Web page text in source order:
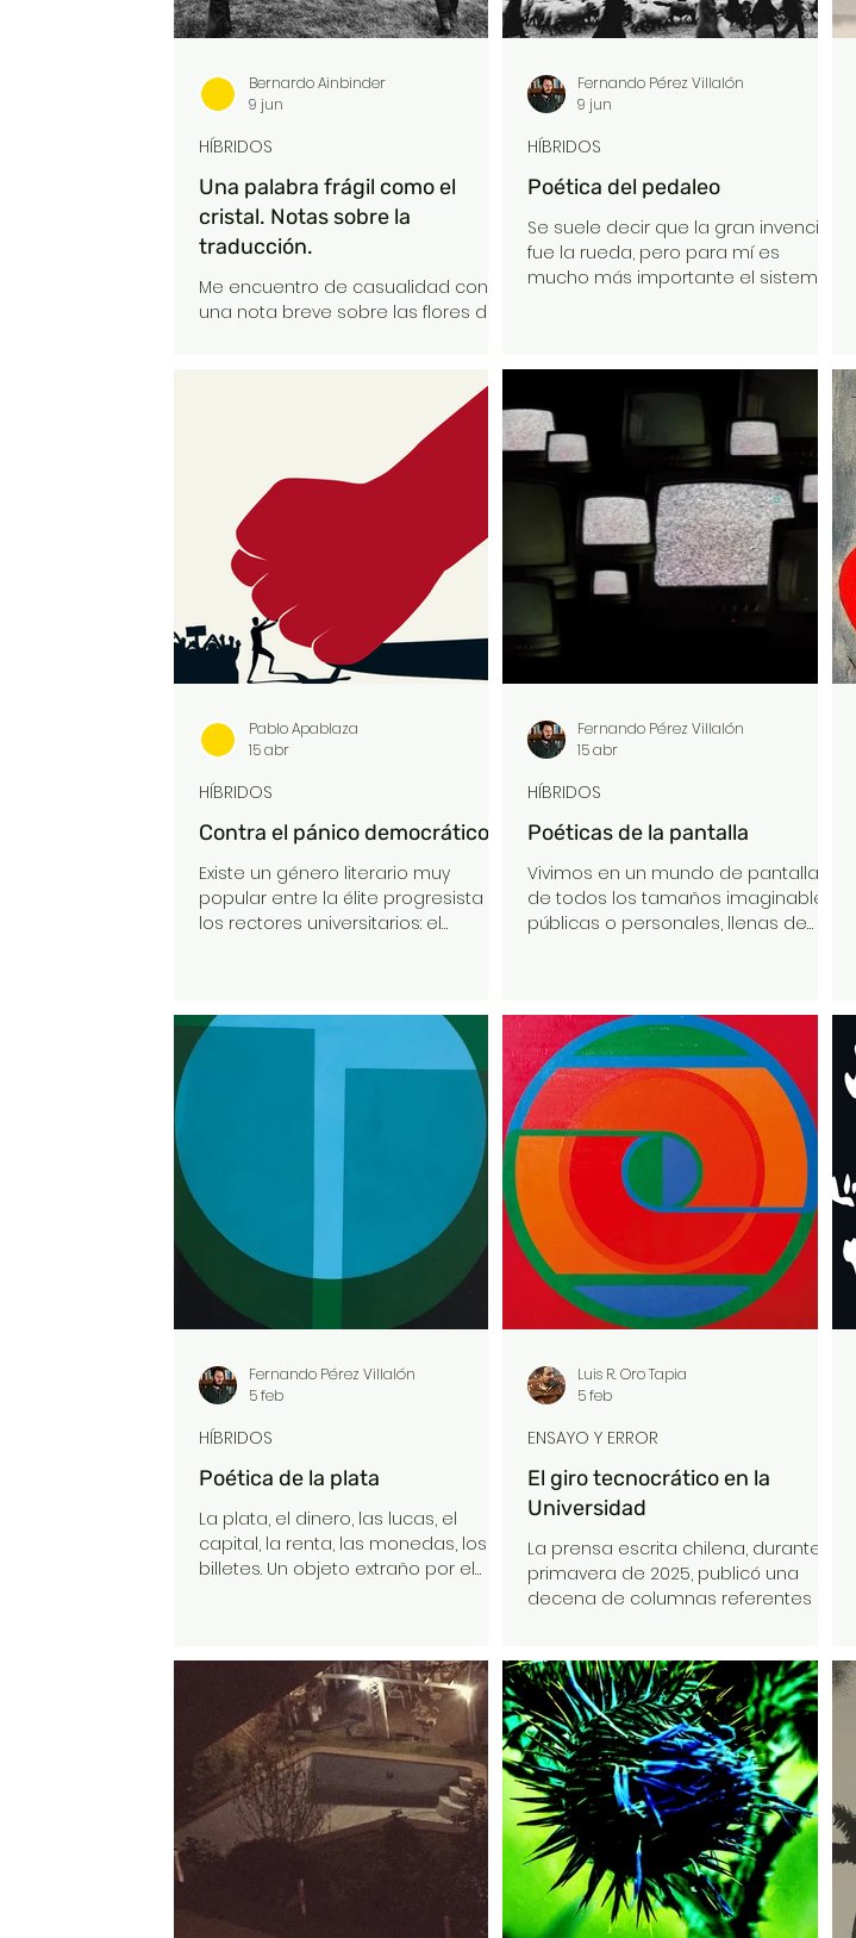
Una palabra frágil como el
cristal. Notas sobre la
traducción.
Me encuentro de casualidad con
una nota breve sobre las flores de
Rudolph – eran unos vidrieros
expertos de esos que solían
abundar y quizás todavía abunden
en Bohemia. Leopold, parece,
comenzó haciendo ojos de vidrio
para luego pasar a la más
académica producción de
modelos en vidrio de organismos
para estudiantes de biología:
medusas, anemonas y, finalmente,
en una suerte de ev
HÍBRIDOS
Bernardo Ainbinder
9 jun
Poética del pedaleo
Se suele decir que la gran invención
fue la rueda, pero para mí es
mucho más importante el sistema
caminando, pero sin tocar el suelo,
apoyados en esas pequeñas
piezas planas, los pedales, que,
conectados por las bielas a un
plato y por éste a una cadena,
transforman el empuje vertical en
movimiento horizontal, en un
desplazamiento continuo
HÍBRIDOS
Fernando Pérez Villalón
9 jun
Contra el pánico democrático
Existe un género literario muy
popular entre la élite progresista y
los rectores universitarios: el
la oscuridad se acerca. Nos dicen
que la democracia muere en la
oscuridad o que estamos ante una
ola autoritaria global. Pero si leemos
Stokes, quizás la forense más lúcida
descubrir una verdad incómoda
que los propi
HÍBRIDOS
Pablo Apablaza
15 abr
Poéticas de la pantalla
Vivimos en un mundo de pantallas
de todos los tamaños imaginables:
públicas o personales, llenas de
de un flujo incesante de imágenes
del que nos cuesta
desconectarnos. Estamos
rodeados de sus superficies
bidimensionales instaladas en
nuestros relojes inteligentes,
teléfonos, tablets, computadores,
casas, cines y edificios. Nos
preocupamos de limitar el “tiempo
de pantalla” de nuestros hijos
HÍBRIDOS
Fernando Pérez Villalón
15 abr
Poética de la plata
La plata, el dinero, las lucas, el
capital, la renta, las monedas, los
billetes. Un objeto extraño por el
a lo que necesitamos: pagar las
cuentas, el arriendo, cargar la bip, la
compra del supermercado, la
mensualidad del colegio.
HÍBRIDOS
Fernando Pérez Villalón
5 feb
El giro tecnocrático en la
Universidad
La prensa escrita chilena, durante la
primavera de 2025, publicó una
decena de columnas referentes a
rumbo que ha tomado la
Universidad en los últimos años.
Especialmente, en lo concerniente
al productivismo académico y a la
irrupción —en algunos casos
implantación— del «pedagogismo
escolarizante» en las aulas
universitarias.
ENSAYO Y ERROR
Luis R. Oro Tapia
5 feb